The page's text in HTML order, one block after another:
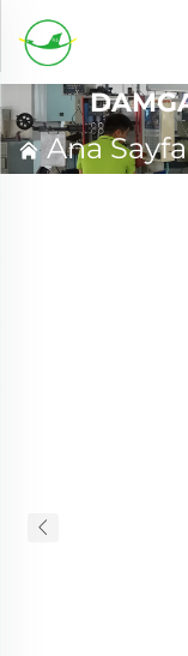
Ana Sayfa